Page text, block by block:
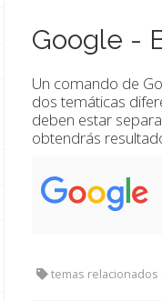
Google -
Un comando de
dos temáticas
deben estar
obtendrás
temas relacionados